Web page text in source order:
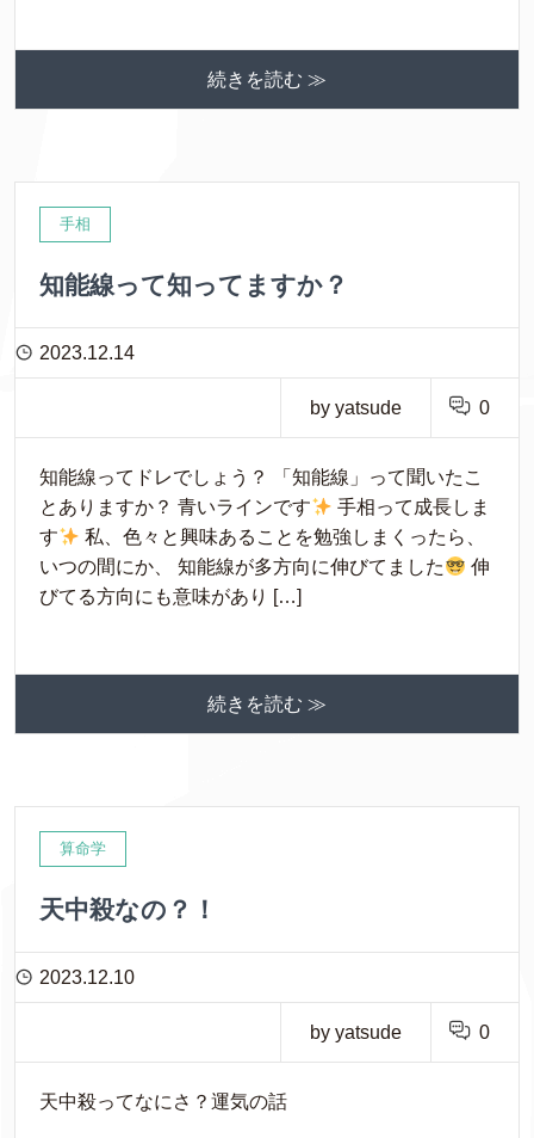
続きを読む ≫
手相
知能線って知ってますか？
2023.12.14
by yatsude 0
知能線ってドレでしょう？ 「知能線」って聞いたこ
とありますか？ 青いラインです
手相って成長しま
す
私、色々と興味あることを勉強しまくったら、
いつの間にか、 知能線が多方向に伸びてました
伸
びてる方向にも意味があり […]
続きを読む ≫
算命学
天中殺なの？！
2023.12.10
by yatsude 0
天中殺ってなにさ？運気の話